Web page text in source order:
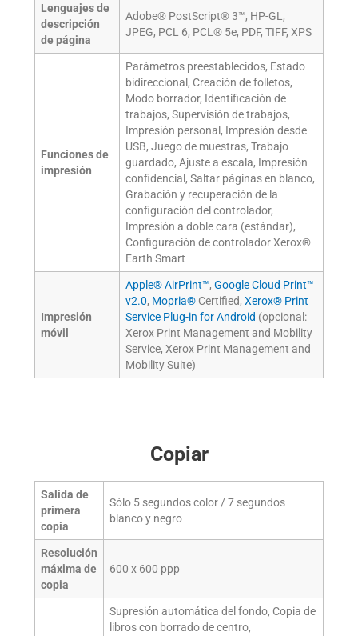
Lenguajes de
descripción
de página
Adobe® PostScript® 3™, HP-GL,
JPEG, PCL 6, PCL® 5e, PDF, TIFF, XPS
Funciones de
impresión
Parámetros preestablecidos, Estado
bidireccional, Creación de folletos,
Modo borrador, Identificación de
trabajos, Supervisión de trabajos,
Impresión personal, Impresión desde
USB, Juego de muestras, Trabajo
guardado, Ajuste a escala, Impresión
confidencial, Saltar páginas en blanco,
Grabación y recuperación de la
configuración del controlador,
Impresión a doble cara (estándar),
Configuración de controlador Xerox®
Earth Smart
Impresión
móvil
Apple® AirPrint™, Google Cloud Print™
v2.0, Mopria®Certified, Xerox® Print
Service Plug-in for Android (opcional:
Xerox Print Management and Mobility
Service, Xerox Print Management and
Mobility Suite)
Copiar
Salida de
primera
copia
Sólo 5 segundos color / 7 segundos
blanco y negro
Resolución
máxima de
copia
600 x 600 ppp
Supresión automática del fondo, Copia de
libros con borrado de centro,